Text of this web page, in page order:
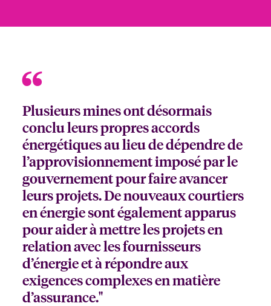
Plusieurs mines ont désormais
conclu leurs propres accords
énergétiques au lieu de dépendre de
l’approvisionnement imposé par le
gouvernement pour faire avancer
leurs projets. De nouveaux courtiers
en énergie sont également apparus
pour aider à mettre les projets en
relation avec les fournisseurs
d’énergie et à répondre aux
exigences complexes en matière
d’assurance."